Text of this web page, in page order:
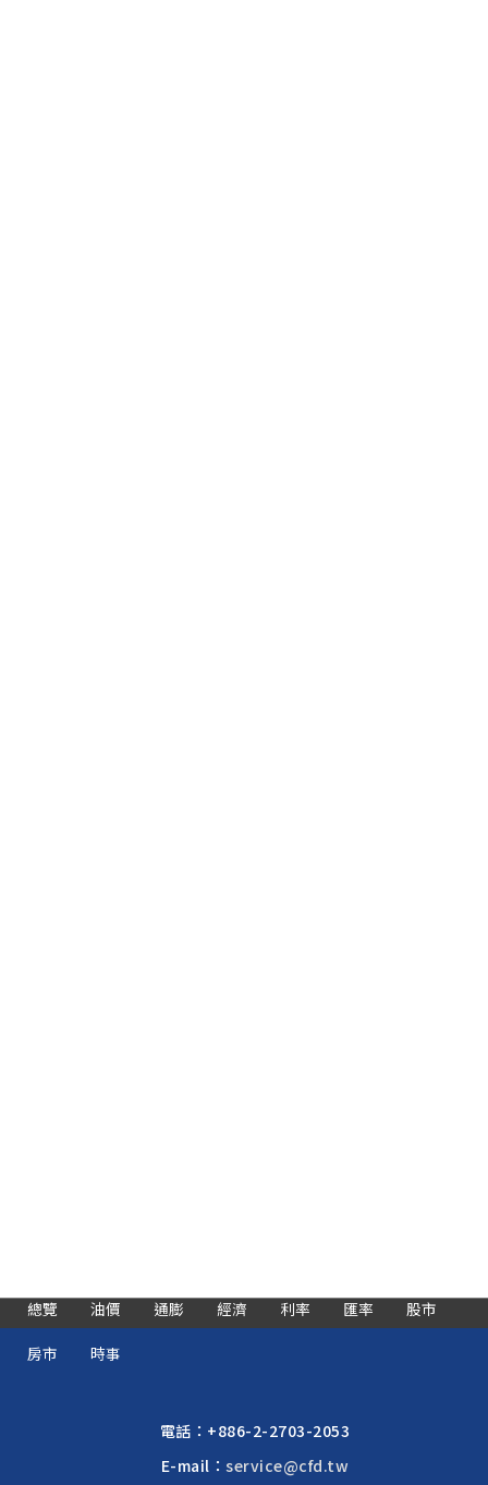
總覽 油價 通膨 經濟 利率 匯率 股市
房市 時事
電話： +886-2-2703-2053
E-mail：service@cfd.tw